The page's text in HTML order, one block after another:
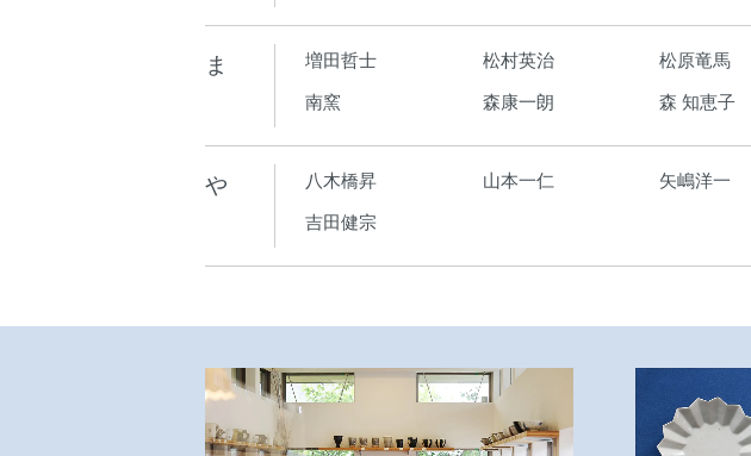
ま 増田哲士 松村英治 松原竜馬
南窯
森康一朗 森 知恵子
や 八木橋昇 山本一仁 矢嶋洋一
吉田健宗